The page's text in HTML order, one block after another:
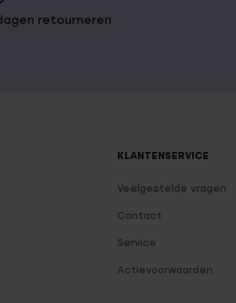
retourneren
KLANTENSERVICE
Veelgestelde vragen
Contact
Service
Actievoorwaarden